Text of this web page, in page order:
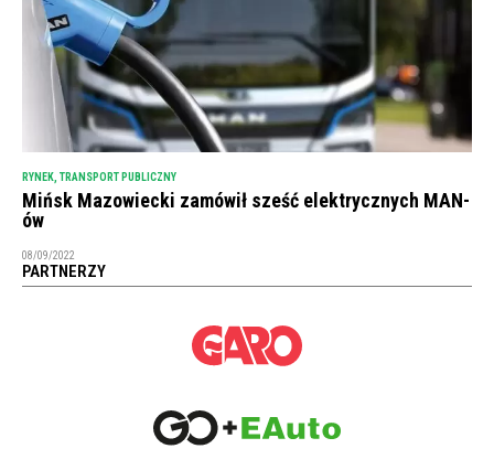
RYNEK TRANSPORT PUBLICZNY
Mińsk Mazowiecki zamówił sześć elektrycznych MAN-
ów
08/09/2022
PARTNERZY